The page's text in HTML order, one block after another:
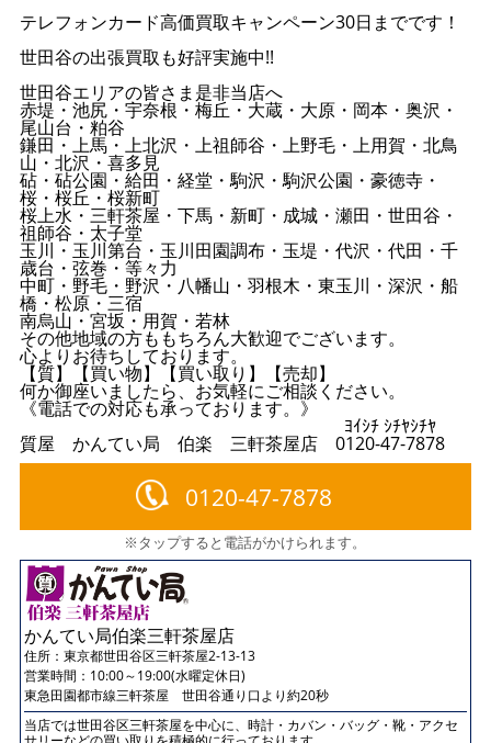
テレフォンカード高価買取キャンペーン30日までです！
世田谷の出張買取も好評実施中!!
世田谷エリアの皆さま是非当店へ
赤堤・池尻・宇奈根・梅丘・大蔵・大原・岡本・奥沢・
尾山台・粕谷
鎌田・上馬・上北沢・上祖師谷・上野毛・上用賀・北鳥
山・北沢・喜多見
砧・砧公園・給田・経堂・駒沢・駒沢公園・豪徳寺・
桜・桜丘・桜新町
桜上水・三軒茶屋・下馬・新町・成城・瀬田・世田谷・
祖師谷・太子堂
玉川・玉川第台・玉川田園調布・玉堤・代沢・代田・千
歳台・弦巻・等々力
中町・野毛・野沢・八幡山・羽根木・東玉川・深沢・船
橋・松原・三宿
南烏山・宮坂・用賀・若林
その他地域の方ももちろん大歓迎でございます。
心よりお待ちしております。
【質】【買い物】【買い取り】【売却】
何か御座いましたら、お気軽にご相談ください。
《電話での対応も承っております。》
ﾖｲｼﾁ ｼﾁﾔｼﾁﾔ
質屋 かんてい局 伯楽 三軒茶屋店 0120-47-7878
0120-47-7878
※タップすると電話がかけられます。
かんてい局伯楽三軒茶屋店
住所： 東京都世田谷区三軒茶屋2-13-13
営業時間：10:00～19:00(水曜定休日)
東急田園都市線三軒茶屋 世田谷通り口より約20秒
当店では世田谷区三軒茶屋を中心に、時計・カバン・バッグ・靴・アクセ